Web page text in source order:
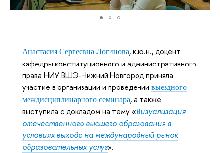
Анастасия Сергеевна Логинова,к.ю.н., доцент
кафедры конституционного и административного
права НИУ ВШЭ-Нижний Новгород приняла
участие в организации и проведении выездного
междисциплинарного семинара, а также
выступила с докладом на тему «Визуализация
отечественного высшего образования в
условиях выхода на международный рынок
образовательных услуг».